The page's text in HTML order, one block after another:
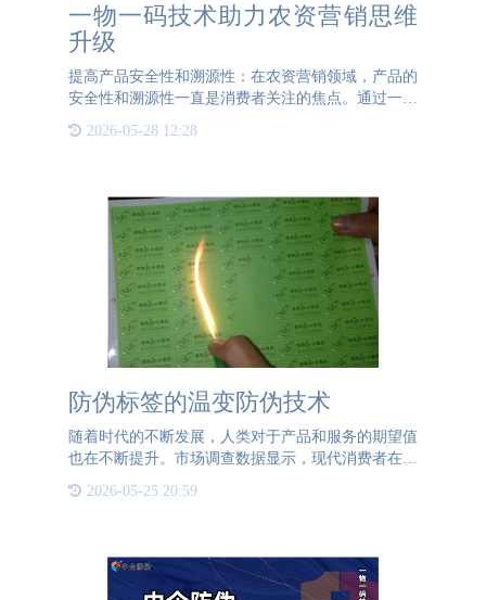
一物一码技术助力农资营销思维
升级
提高产品安全性和溯源性：在农资营销领域，产品的
安全性和溯源性一直是消费者关注的焦点。通过一物
其生产、物流、销售等信息。消费者只需扫描二维码
2026-05-28 12:28
防伪标签的温变防伪技术
随着时代的不断发展，人类对于产品和服务的期望值
也在不断提升。市场调查数据显示，现代消费者在选
性和独特性。在这种背景下，温变防伪材料以其独特
2026-05-25 20:59